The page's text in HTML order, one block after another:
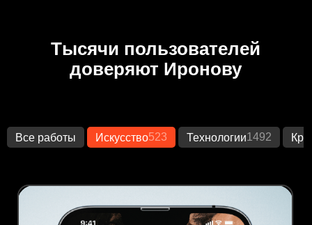
Тысячи пользователей
доверяют Иронову
Все работы Искусство523 Технологии1492